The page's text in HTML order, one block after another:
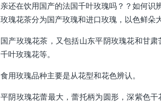
亲还在饮用国产的法国千叶玫瑰吗？？如何识
玫瑰花茶分为国产玫瑰和进口玫瑰，以色鲜朵
国产玫瑰花茶，又包括山东平阴玫瑰花和甘
千叶玫瑰花等。
食用玫瑰品种主要是从花型和花色辨认。
平阴玫瑰花蕾最大，蕾托柄为圆形，深紫色